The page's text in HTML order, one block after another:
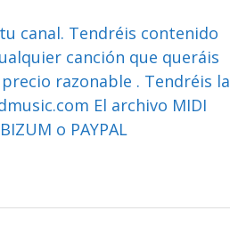
canal. Tendréis contenido
canción que queráis
razonable . Tendréis la
El archivo MIDI
o PAYPAL